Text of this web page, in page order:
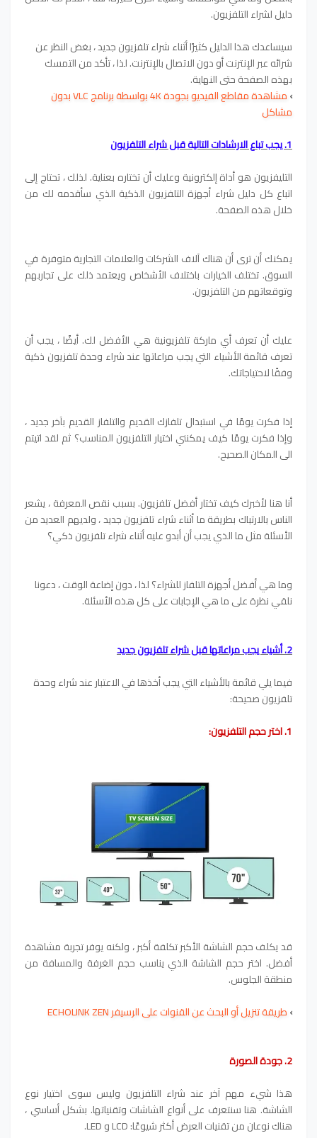
دليل لشراء التلفزيون.
سيساعدك هذا الدليل كثيرًا أثناء شراء تلفزيون جديد ، بغض النظر عن
شرائه عبر الإنترنت أو دون الاتصال بالإنترنت. لذا ، تأكد من التمسك
بهذه الصفحة حتى النهاية.
›
مشاهدة مقاطع الفيديو بجودة 4K بواسطة برنامج VLC بدون
مشاكل
1. يجب تباع الارشادات التالية قبل شراء التلفزيون
التليفزيون هو أداة إلكترونية وعليك أن تختاره بعناية. لذلك ، تحتاج إلى
اتباع كل دليل شراء أجهزة التلفزيون الذكية الذي سأقدمه لك من
خلال هذه الصفحة.
يمكنك أن ترى أن هناك آلاف الشركات والعلامات التجارية متوفرة في
السوق. تختلف الخيارات باختلاف الأشخاص ويعتمد ذلك على تجاربهم
وتوقعاتهم من التلفزيون.
عليك أن تعرف أي ماركة تلفزيونية هي الأفضل لك. أيضًا ، يجب أن
تعرف قائمة الأشياء التي يجب مراعاتها عند شراء وحدة تلفزيون ذكية
وفقًا لاحتياجاتك.
إذا فكرت يومًا في استبدال تلفازك القديم والتلفاز القديم بآخر جديد ،
وإذا فكرت يومًا كيف يمكنني اختيار التلفزيون المناسب؟ ثم لقد اتيتم
الى المكان الصحيح.
أنا هنا لأخبرك كيف تختار أفضل تلفزيون. بسبب نقص المعرفة ، يشعر
الناس بالارتباك بطريقة ما أثناء شراء تلفزيون جديد ، ولديهم العديد من
الأسئلة مثل ما الذي يجب أن أبدو عليه أثناء شراء تلفزيون ذكي؟
وما هي أفضل أجهزة التلفاز للشراء؟ لذا ، دون إضاعة الوقت ، دعونا
نلقي نظرة على ما هي الإجابات على كل هذه الأسئلة.
2. أشياء يجب مراعاتها قبل شراء تلفزيون جديد
فيما يلي قائمة بالأشياء التي يجب أخذها في الاعتبار عند شراء وحدة
تلفزيون صحيحة:
1. اختر حجم التلفزيون:
قد يكلف حجم الشاشة الأكبر تكلفة أكبر ، ولكنه يوفر تجربة مشاهدة
أفضل. اختر حجم الشاشة الذي يناسب حجم الغرفة والمسافة من
منطقة الجلوس.
›طريقة تنزيل أو البحث عن القنوات على الرسيفر ECHOLINK ZEN‏
2. جودة الصورة
هذا شيء مهم آخر عند شراء التلفزيون وليس سوى اختيار نوع
الشاشة. هنا سنتعرف على أنواع الشاشات وتقنياتها. بشكل أساسي ،
هناك نوعان من تقنيات العرض أكثر شيوعًا: LCD و LED.